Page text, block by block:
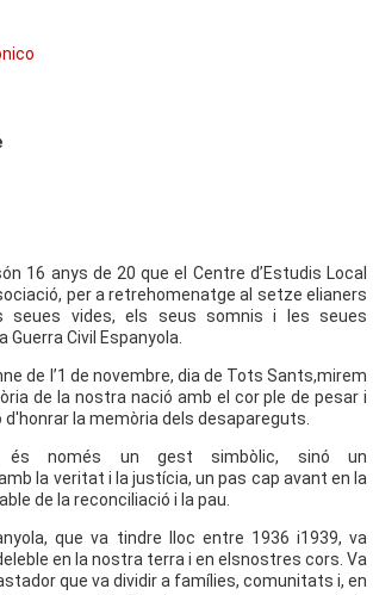
16 anys de 20 que el Centre d’Estudis Local
per a retrehomenatge al setze elianers
seues vides, els seus somnis i les seues
Civil Espanyola.
de l’1 de novembre, dia de Tots Sants,mirem
de la nostra nació amb el cor ple de pesar i
la memòria dels desapareguts.
només un gest simbòlic, sinó un
la veritat i la justícia, un pas cap avant en la
de la reconciliació i la pau.
que va tindre lloc entre 1936 i1939, va
en la nostra terra i en elsnostres cors. Va
que va dividir a famílies, comunitats i, en